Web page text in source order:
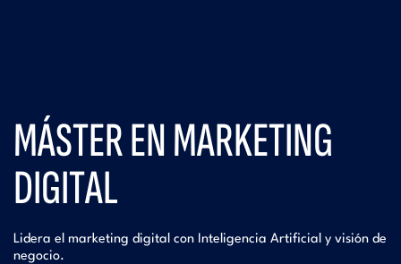
MÁSTER EN MARKETING
DIGITAL
Lidera el marketing digital con Inteligencia Artificial y visión de
negocio.